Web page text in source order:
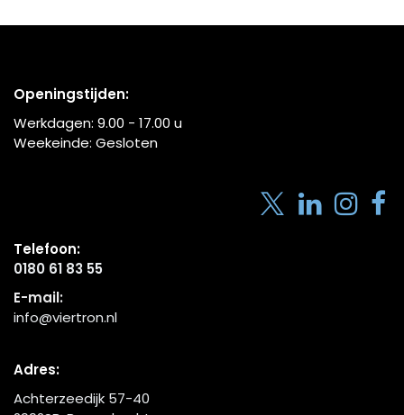
Openingstijden:
Werkdagen: 9.00 - 17.00 u
Weekeinde: Gesloten
Telefoon:
0180 61 83 55
E-mail:
info@viertron.nl
Adres:
Achterzeedijk 57-40